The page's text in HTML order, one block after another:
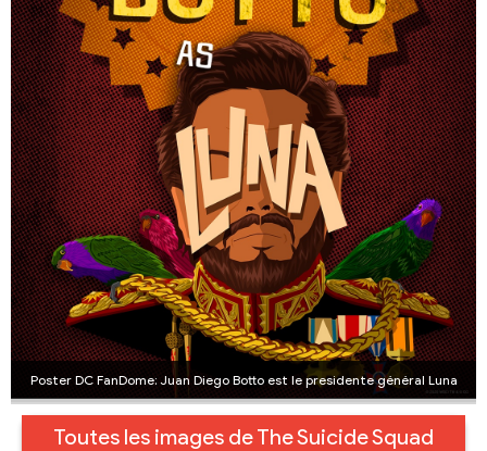
Poster DC FanDome: Juan Diego Botto est le presidente général Luna
Toutes les images de The Suicide Squad